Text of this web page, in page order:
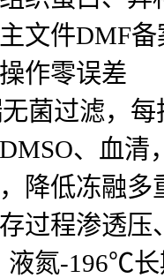
文件DMF
作零误差
菌过滤，
、血
降低冻融多
过程渗透
氮-196℃长